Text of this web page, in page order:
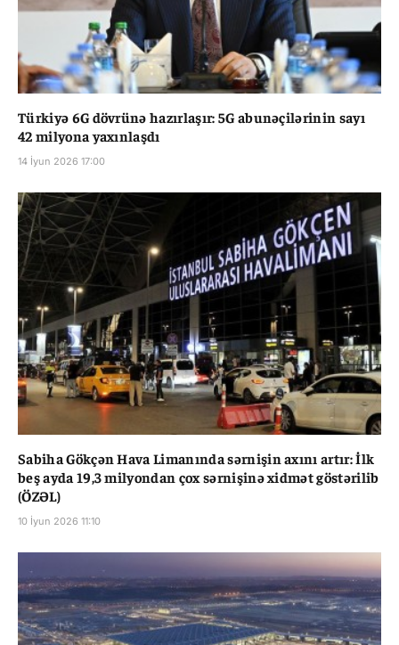
Türkiyə 6G dövrünə hazırlaşır: 5G abunəçilərinin sayı
42 milyona yaxınlaşdı
14 İyun 2026 17:00
Sabiha Gökçən Hava Limanında sərnişin axını artır: İlk
beş ayda 19,3 milyondan çox sərnişinə xidmət göstərilib
(ÖZƏL)
10 İyun 2026 11:10